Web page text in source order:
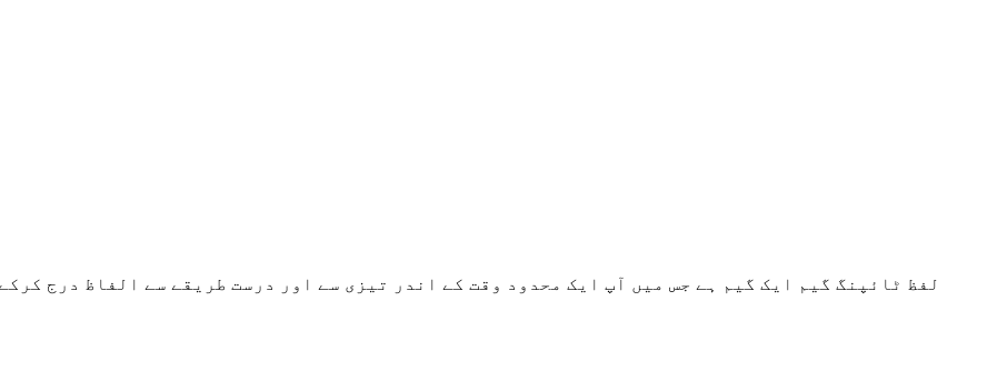
لفظ ٹائپنگ گیم ایک گیم ہے جس میں آپ ایک محدود وقت کے اندر تیزی سے اور درست طریقے سے الفاظ درج